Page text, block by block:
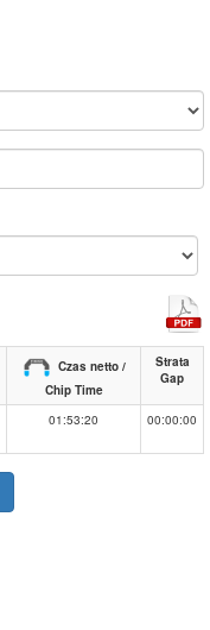
Czas netto /
Chip Time
Strata
Gap
01:53:20 00:00:00